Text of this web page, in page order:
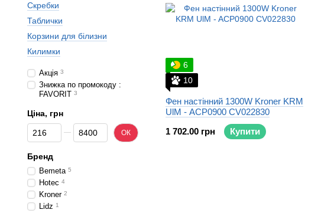
6
10
Фен настінний 1300W Kroner KRM
UlM - ACP0900 CV022830
1 702.00 грн
Купити
Скребки
Таблички
Корзини для білизни
Килимки
Акція 3
Знижка по промокоду :
FAVORIT 3
Ціна, грн
Від Ціна, грн
До Ціна, грн ОК
Бренд
Bemeta 5
Hotec 4
Kroner 2
Lidz 1